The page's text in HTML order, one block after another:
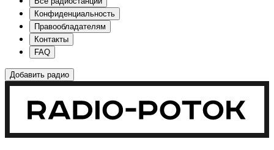
Конфиденциальность
Правообладателям
Контакты
FAQ
Добавить радио